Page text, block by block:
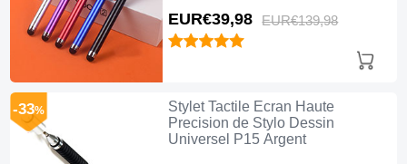
EUR€39,98 EUR€139,98
Stylet Tactile Ecran Haute
Precision de Stylo Dessin
Universel P15 Argent
-33%